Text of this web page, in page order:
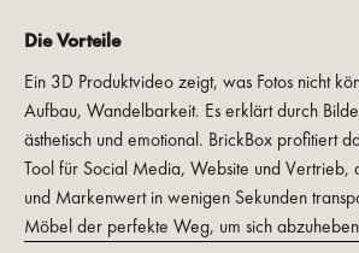
Die Vorteile
Ein 3D Produktvideo zeigt, was Fotos nicht
Aufbau, Wandelbarkeit. Es erklärt durch
ästhetisch und emotional. BrickBox profitiert
Tool für Social Media, Website und Vertrieb,
und Markenwert in wenigen Sekunden
Möbel der perfekte Weg, um sich